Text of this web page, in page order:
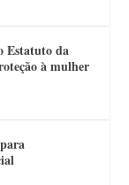
Estatuto da
à mulher